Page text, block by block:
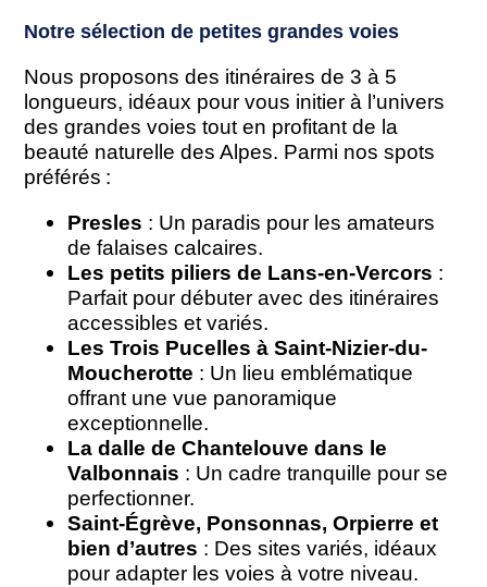
Notre sélection de petites grandes voies
Nous proposons des itinéraires de 3 à 5
longueurs, idéaux pour vous initier à l’univers
des grandes voies tout en profitant de la
beauté naturelle des Alpes. Parmi nos spots
préférés :
Presles : Un paradis pour les amateurs
de falaises calcaires.
Les petits piliers de Lans-en-Vercors :
Parfait pour débuter avec des itinéraires
accessibles et variés.
Les Trois Pucelles à Saint-Nizier-du-
Moucherotte : Un lieu emblématique
offrant une vue panoramique
exceptionnelle.
La dalle de Chantelouve dans le
Valbonnais : Un cadre tranquille pour se
perfectionner.
Saint-Égrève, Ponsonnas, Orpierre et
bien d’autres : Des sites variés, idéaux
pour adapter les voies à votre niveau.